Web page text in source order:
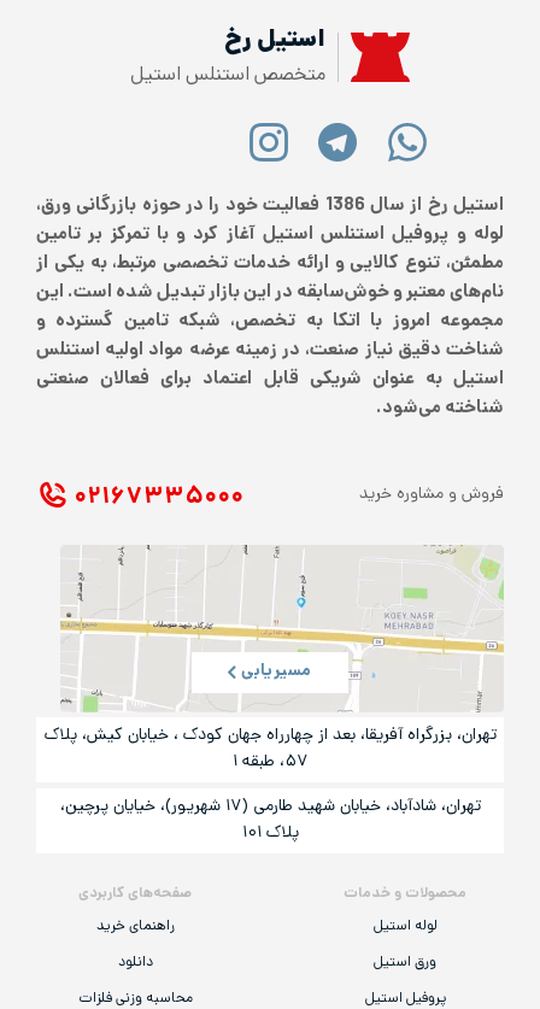
استیل رخ
متخصص استنلس استیل
استیل رخ از سال 1386 فعالیت خود را در حوزه بازرگانی ورق،
لوله و پروفیل استنلس استیل آغاز کرد و با تمرکز بر تامین
مطمئن، تنوع کالایی و ارائه خدمات تخصصی مرتبط، به یکی از
نام‌های معتبر و خوش‌سابقه در این بازار تبدیل شده است. این
مجموعه امروز با اتکا به تخصص، شبکه تامین گسترده و
شناخت دقیق نیاز صنعت، در زمینه عرضه مواد اولیه استنلس
استیل به عنوان شریکی قابل اعتماد برای فعالان صنعتی
شناخته می‌شود.
محصولات و خدمات
لوله استیل
ورق استیل
پروفیل استیل
صفحه‌های کاربردی
راهنمای خرید
دانلود
محاسبه وزنی فلزات
فروش و مشاوره خرید ۰۲۱ ۶۷۳۳۵۰۰۰
مسیریابی
تهران، بزرگراه آفریقا، بعد از چهارراه جهان کودک ، خیابان کیش، پلاک
۵۷، طبقه ۱
تهران، شادآباد، خیابان شهید طارمی (۱۷ شهریور)، خیایان پرچین،
پلاک ۱۰۱